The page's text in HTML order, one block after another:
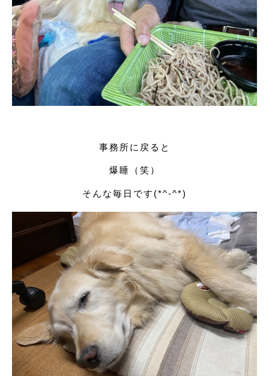
事務所に戻ると
爆睡（笑）
そんな毎日です(*^-^*)